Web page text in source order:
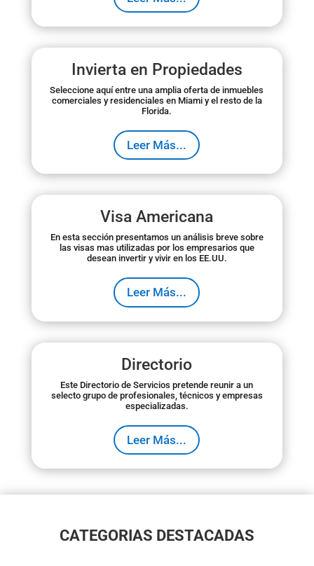
Invierta en Propiedades
Seleccione aquí entre una amplia oferta de inmuebles
comerciales y residenciales en Miami y el resto de la
Florida.
Leer Más...
Visa Americana
En esta sección presentamos un análisis breve sobre
las visas mas utilizadas por los empresarios que
desean invertir y vivir en los EE.UU.
Leer Más...
Directorio
Este Directorio de Servicios pretende reunir a un
selecto grupo de profesionales, técnicos y empresas
especializadas.
Leer Más...
CATEGORIAS DESTACADAS